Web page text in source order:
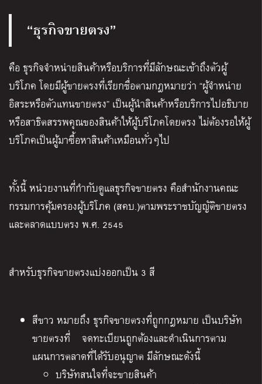
“ธุรกิจขายตรง”
คือ ธุรกิจจำหน่ายสินค้าหรือบริการที่มีลักษณะเข้าถึงตัวผู้
บริโภค โดยมีผู้ขายตรงที่เรียกชื่อตามกฎหมายว่า “ผู้จำหน่าย
อิสระหรือตัวแทนขายตรง” เป็นผู้นำสินค้าหรือบริการไปอธิบาย
หรือสาธิตสรรพคุณของสินค้าให้ผู้บริโภคโดยตรง ไม่ต้องรอให้ผู้
บริโภคเป็นผู้มาซื้อหาสินค้าเหมือนทั่วๆไป
ทั้งนี้ หน่วยงานที่กำกับดูแลธุรกิจขายตรง คือสำนักงานคณะ
กรรมการคุ้มครองผู้บริโภค (สคบ.)ตามพระราชบัญญัติขายตรง
และตลาดแบบตรง พ.ศ. 2545
สำหรับธุรกิจขายตรงแบ่งออกเป็น 3 สี
สีขาว หมายถึง ธุรกิจขายตรงที่ถูกกฎหมาย เป็นบริษัท
ขายตรงที่ จดทะเบียนถูกต้องและดำเนินการตาม
แผนการตลาดที่ได้รับอนุญาต มีลักษณะดังนี้
บริษัทสนใจที่จะขายสินค้า